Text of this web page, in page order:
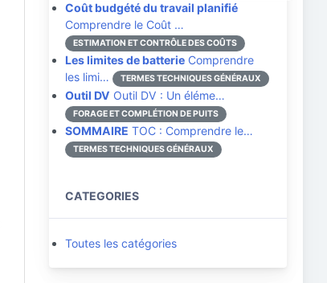
Coût budgété du travail planifié
Comprendre le Coût …
ESTIMATION ET CONTRÔLE DES COÛTS
Les limites de batterie Comprendre
les limi…
TERMES TECHNIQUES GÉNÉRAUX
Outil DV Outil DV : Un éléme…
FORAGE ET COMPLÉTION DE PUITS
SOMMAIRE TOC : Comprendre le…
TERMES TECHNIQUES GÉNÉRAUX
CATEGORIES
Toutes les catégories